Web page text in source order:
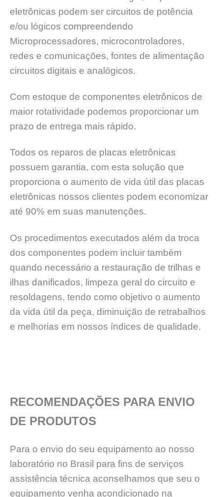
eletrônicas podem ser circuitos de potência
e/ou lógicos compreendendo
Microprocessadores, microcontroladores,
redes e comunicações, fontes de alimentação
circuitos digitais e analógicos.
Com estoque de componentes eletrônicos de
maior rotatividade podemos proporcionar um
prazo de entrega mais rápido.
Todos os reparos de placas eletrônicas
possuem garantia, com esta solução que
proporciona o aumento de vida útil das placas
eletrônicas nossos clientes podem economizar
até 90% em suas manutenções.
Os procedimentos executados além da troca
dos componentes podem incluir também
quando necessário a restauração de trilhas e
ilhas danificados, limpeza geral do circuito e
resoldagens, tendo como objetivo o aumento
da vida útil da peça, diminuição de retrabalhos
e melhorias em nossos índices de qualidade.
RECOMENDAÇÕES PARA ENVIO
DE PRODUTOS
Para o envio do seu equipamento ao nosso
laboratório no Brasil para fins de serviços
assistência técnica aconselhamos que seu o
equipamento venha acondicionado na